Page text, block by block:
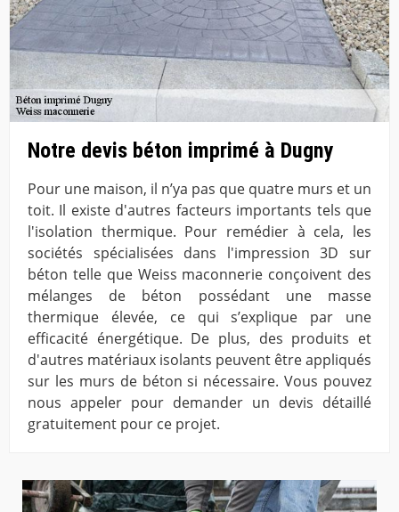
Notre devis béton imprimé à Dugny
Pour une maison, il n’ya pas que quatre murs et un
toit. Il existe d'autres facteurs importants tels que
l'isolation thermique. Pour remédier à cela, les
sociétés spécialisées dans l'impression 3D sur
béton telle que Weiss maconnerie conçoivent des
mélanges de béton possédant une masse
thermique élevée, ce qui s’explique par une
efficacité énergétique. De plus, des produits et
d'autres matériaux isolants peuvent être appliqués
sur les murs de béton si nécessaire. Vous pouvez
nous appeler pour demander un devis détaillé
gratuitement pour ce projet.